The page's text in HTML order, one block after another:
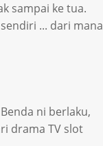
sampai ke tua.
... dari mana
ni berlaku,
drama TV slot